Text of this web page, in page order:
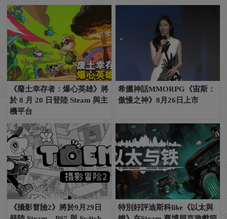
《廢土幸存者：爆心英雄》將
於 8 月 20 日登陸 Steam 與主
機平台
希臘神話MMORPG《宙斯：
傲慢之神》8月26日上市
《攝影冒險2》將於9月29日
特別好評迪斯科like《以太與